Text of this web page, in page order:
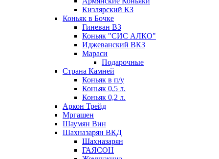
Кизлярский КЗ
Коньяк в Бочке
Гиневан ВЗ
Коньяк "СИС АЛКО"
Иджеванский ВКЗ
Мараси
Подарочные
Страна Камней
Коньяк в п/у
Коньяк 0,5 л.
Коньяк 0,2 л.
Аркон Трейд
Мргашен
Шаумян Вин
Шахназарян ВКД
Шахназарян
ГАЯСОН